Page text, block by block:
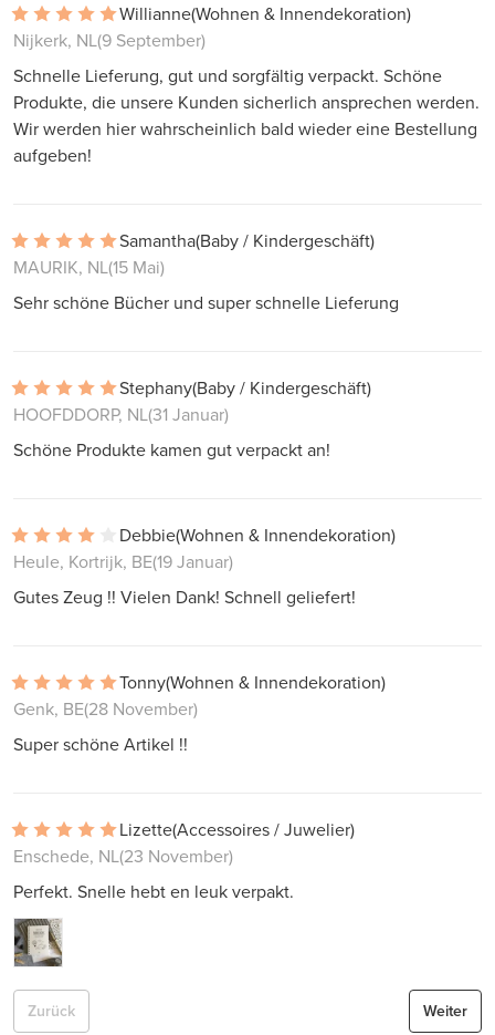
Willianne(Wohnen & Innendekoration)
Nijkerk, NL(9 September)
Schnelle Lieferung, gut und sorgfältig verpackt. Schöne
Produkte, die unsere Kunden sicherlich ansprechen werden.
Wir werden hier wahrscheinlich bald wieder eine Bestellung
aufgeben!
Samantha(Baby / Kindergeschäft)
MAURIK, NL(15 Mai)
Sehr schöne Bücher und super schnelle Lieferung
Stephany(Baby / Kindergeschäft)
HOOFDDORP, NL(31 Januar)
Schöne Produkte kamen gut verpackt an!
Debbie(Wohnen & Innendekoration)
Heule, Kortrijk, BE(19 Januar)
Gutes Zeug !! Vielen Dank! Schnell geliefert!
Tonny(Wohnen & Innendekoration)
Genk, BE(28 November)
Super schöne Artikel !!
Lizette(Accessoires / Juwelier)
Enschede, NL(23 November)
Perfekt. Snelle hebt en leuk verpakt.
Weiter
Zurück